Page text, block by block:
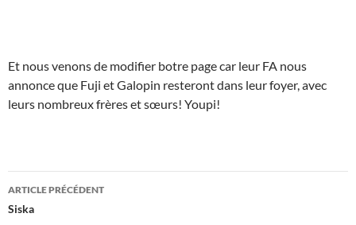
Et nous venons de modifier botre page car leur FA nous
annonce que Fuji et Galopin resteront dans leur foyer, avec
leurs nombreux frères et sœurs! Youpi!
Navigation
des
ARTICLE PRÉCÉDENT
Siska